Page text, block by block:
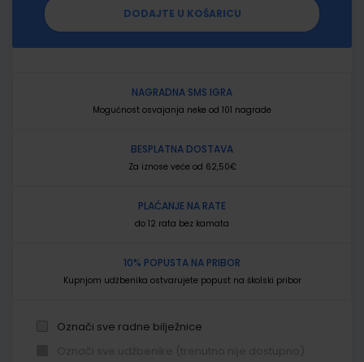
DODAJTE U KOŠARICU
NAGRADNA SMS IGRA
Mogućnost osvajanja neke od 101 nagrade
BESPLATNA DOSTAVA
Za iznose veće od 62,50€
PLAĆANJE NA RATE
do 12 rata bez kamata
10% POPUSTA NA PRIBOR
Kupnjom udžbenika ostvarujete popust na školski pribor
Označi sve radne bilježnice